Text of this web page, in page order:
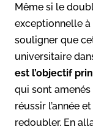
Même si le
exceptionnelle à
souligner que
universitaire
est l’objectif
qui sont
réussir l’année
redoubler. En